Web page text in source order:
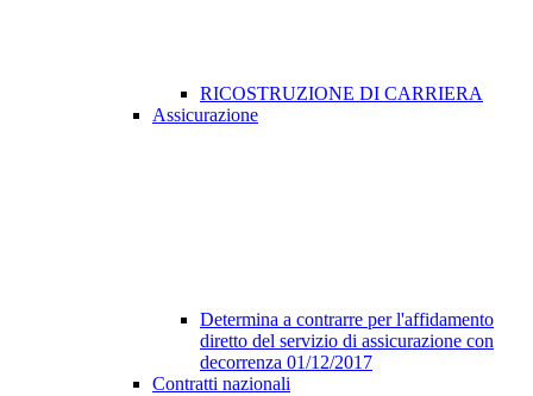
RICOSTRUZIONE DI CARRIERA
Assicurazione
Determina a contrarre per l'affidamento
diretto del servizio di assicurazione con
decorrenza 01/12/2017
Contratti nazionali